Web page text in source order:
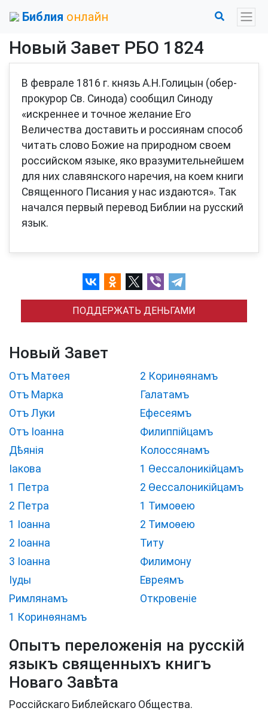
Библия онлайн
Новый Завет РБО 1824
В феврале 1816 г. князь А.Н.Голицын (обер-
прокурор Св. Синода) сообщил Синоду
«искреннее и точное желание Его
Величества доставить и россиянам способ
читать слово Божие на природном своем
российском языке, яко вразумительнейшем
для них славянского наречия, на коем книги
Священного Писания у нас издаются». Так
начался первый перевод Библии на русский
язык.
ПОДДЕРЖАТЬ ДЕНЬГАМИ
Новый Завет
Отъ Матѳея
Отъ Марка
Отъ Луки
Отъ Іоанна
Дѣянія
Іакова
1 Петра
2 Петра
1 Іоанна
2 Іоанна
3 Іоанна
Іуды
Римлянамъ
1 Коринѳянамъ
2 Коринѳянамъ
Галатамъ
Ефесеямъ
Филиппійцамъ
Колоссянамъ
1 Ѳессалоникійцамъ
2 Ѳессалоникійцамъ
1 Тимоѳею
2 Тимоѳею
Титу
Филимону
Евреямъ
Откровеніе
Опытъ переложенiя на русскiй
языкъ священныхъ книгъ
Новаго Завѣта
Россійскаго Библейскаго Общества.